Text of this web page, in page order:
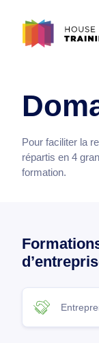
Pour faciliter la
répartis en 4
formation.